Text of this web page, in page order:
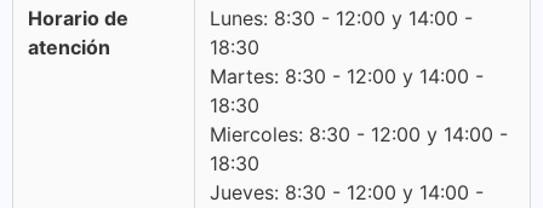
Horario de
atención
Lunes: 8:30 - 12:00 y 14:00 -
18:30
Martes: 8:30 - 12:00 y 14:00 -
18:30
Miercoles: 8:30 - 12:00 y 14:00 -
18:30
Jueves: 8:30 - 12:00 y 14:00 -